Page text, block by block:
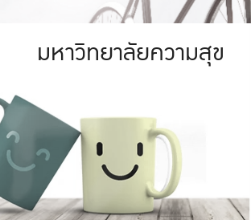
มหาวิทยาลัย
ให้กับประชาชน
มหาวิทยาลัยความสุข